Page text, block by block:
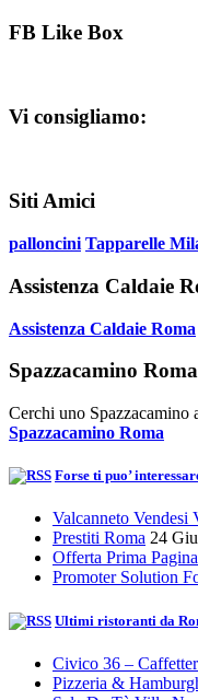
FB Like Box
Vi consigliamo:
Siti Amici
palloncini Tapparelle
Assistenza Caldaie
Assistenza Caldaie Roma
Spazzacamino Roma
Cerchi uno
Spazzacamino Roma
Forse ti puo’
Valcanneto Vendesi
Prestiti Roma 24
Offerta Prima
Promoter Solution
Ultimi ristoranti da
Civico 36 –
Pizzeria &